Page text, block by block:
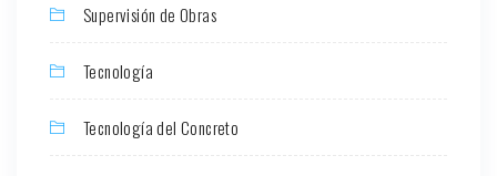
Supervisión de Obras
Tecnología
Tecnología del Concreto